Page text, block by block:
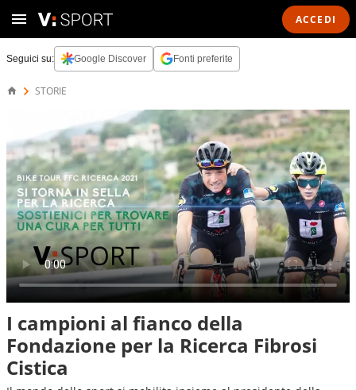
ACCEDI
Seguici su: Google Discover Fonti preferite
STORIE
I campioni al fianco della
Fondazione per la Ricerca Fibrosi
Cistica